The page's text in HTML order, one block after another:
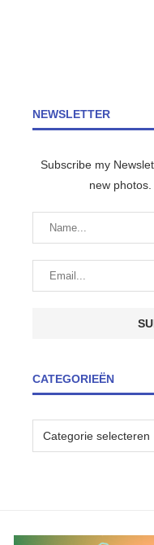
NEWSLETTER
Subscribe my
new
CATEGORIEËN